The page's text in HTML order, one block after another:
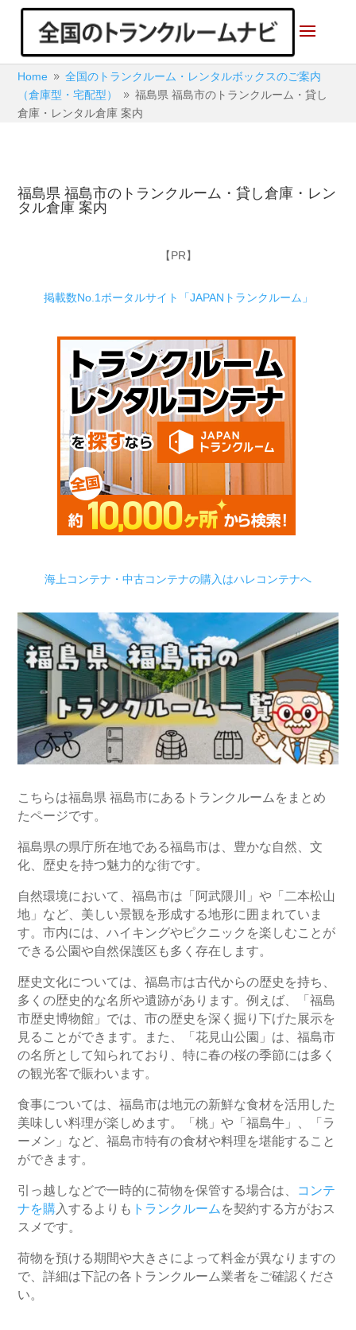
Home 9 全国のトランクルーム・レンタルボックスのご案内
（倉庫型・宅配型）
9 福島県 福島市のトランクルーム・貸し
倉庫・レンタル倉庫 案内
福島県 福島市のトランクルーム・貸し倉庫・レン
タル倉庫 案内
【PR】
掲載数No.1ポータルサイト「JAPANトランクルーム」
海上コンテナ・中古コンテナの購入はハレコンテナへ
こちらは福島県 福島市にあるトランクルームをまとめ
たページです。
福島県の県庁所在地である福島市は、豊かな自然、文
化、歴史を持つ魅力的な街です。
自然環境において、福島市は「阿武隈川」や「二本松山
地」など、美しい景観を形成する地形に囲まれていま
す。市内には、ハイキングやピクニックを楽しむことが
できる公園や自然保護区も多く存在します。
歴史文化については、福島市は古代からの歴史を持ち、
多くの歴史的な名所や遺跡があります。例えば、「福島
市歴史博物館」では、市の歴史を深く掘り下げた展示を
見ることができます。また、「花見山公園」は、福島市
の名所として知られており、特に春の桜の季節には多く
の観光客で賑わいます。
食事については、福島市は地元の新鮮な食材を活用した
美味しい料理が楽しめます。「桃」や「福島牛」、「ラ
ーメン」など、福島市特有の食材や料理を堪能すること
ができます。
引っ越しなどで一時的に荷物を保管する場合は、 コンテ
ナを購入するよりも トランクルーム を契約する方がおス
スメです。
荷物を預ける期間や大きさによって料金が異なりますの
で、詳細は下記の各トランクルーム業者をご確認くださ
い。